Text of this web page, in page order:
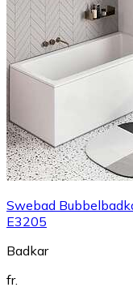
Swebad
E3205
Badkar
fr.